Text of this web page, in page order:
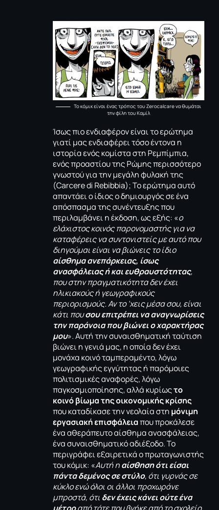
Το κόμικ είναι ένας τρόπος του Zerocalcare να θυμάται
την φίλη του Καμίλ
Ίσως πιο ενδιαφέρον είναι το ερώτημα
γιατί μας ενδιαφέρει τόσο έντονα η
ιστορία ενός κομίστα στη Ρεμπίμπια,
ενός προαστίου της Ρώμης περισσότερο
γνωστού για την μεγάλη φυλακή της
(Carcere di Rebibbia); Το ερώτημα αυτό
απαντάει ο ίδιος ο δημιουργός σε ένα
απόσπασμα της συνέντευξης που
περιλαμβάνει η έκδοση, ως εξής: «ο
ελάχιστος κοινός παρονομαστής για να
καταφέρεις να συντονιστείς με αυτό που
διηγούμαι είναι να βιώνεις το ίδιο
αίσθημα ανεπάρκειας, ίσως
ανασφάλειας ή και ευθραυστότητας,
που στην πραγματικότητα δεν έχει
ηλικιακούς ή γεωγραφικούς
περιορισμούς. Αν το ‘χεις μέσα σου, είναι
κάτι πουσου επιτρέπει να αναγνωρίσεις
την παράνοια που βιώνει ο χαρακτήρας
μου». Αυτή την συναισθηματική ταύτιση
βιώνει η γενιά μας, η οποία δεν έχει
μονάχα κοινό ταμπεραμέντο, λόγω
γεωγραφικής εγγύτητας ή παρόμοιες
πολιτισμικές αναφορές, λόγω
παγκοσμιοποίησης, αλλά κυρίωςτο
κοινό βίωμα της οικονομικής κρίσης
που καταδίκασε την νεολαία στη μόνιμη
εργασιακή επισφάλειαπου προκάλεσε
ένα αθεράπευτο αίσθημα ανασφάλειας,
ένα συναισθηματικό αδιέξοδο. Το
περιγράφει εξαιρετικά ο πρωταγωνιστής
του κόμικ: «Αυτή ηαίσθηση ότι είσαι
πάντα δεμένος σε στύλο, ότι γυρνάς σε
κύκλο ενώ όλοι οι άλλοι προχωράνε
μπροστά, ότιδεν έχεις κάνει ούτε ένα